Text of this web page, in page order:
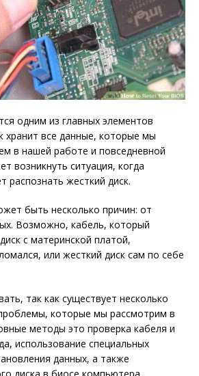
одним из главных элементов
хранит все данные, которые мы
в нашей работе и повседневной
возникнуть ситуация, когда
жесткий диск.
быть несколько причин: от
Возможно, кабель, который
с материнской платой,
или жесткий диск сам по себе
так как существует несколько
которые мы рассмотрим в
методы это проверка кабеля и
использование специальных
данных, а также
диска в биосе компьютера.